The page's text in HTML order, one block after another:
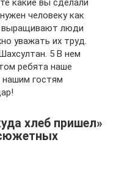
какие вы сделали
человеку как
выращивают люди
уважать их труд.
5 В нем
ребята наше
гостям
хлеб пришел»